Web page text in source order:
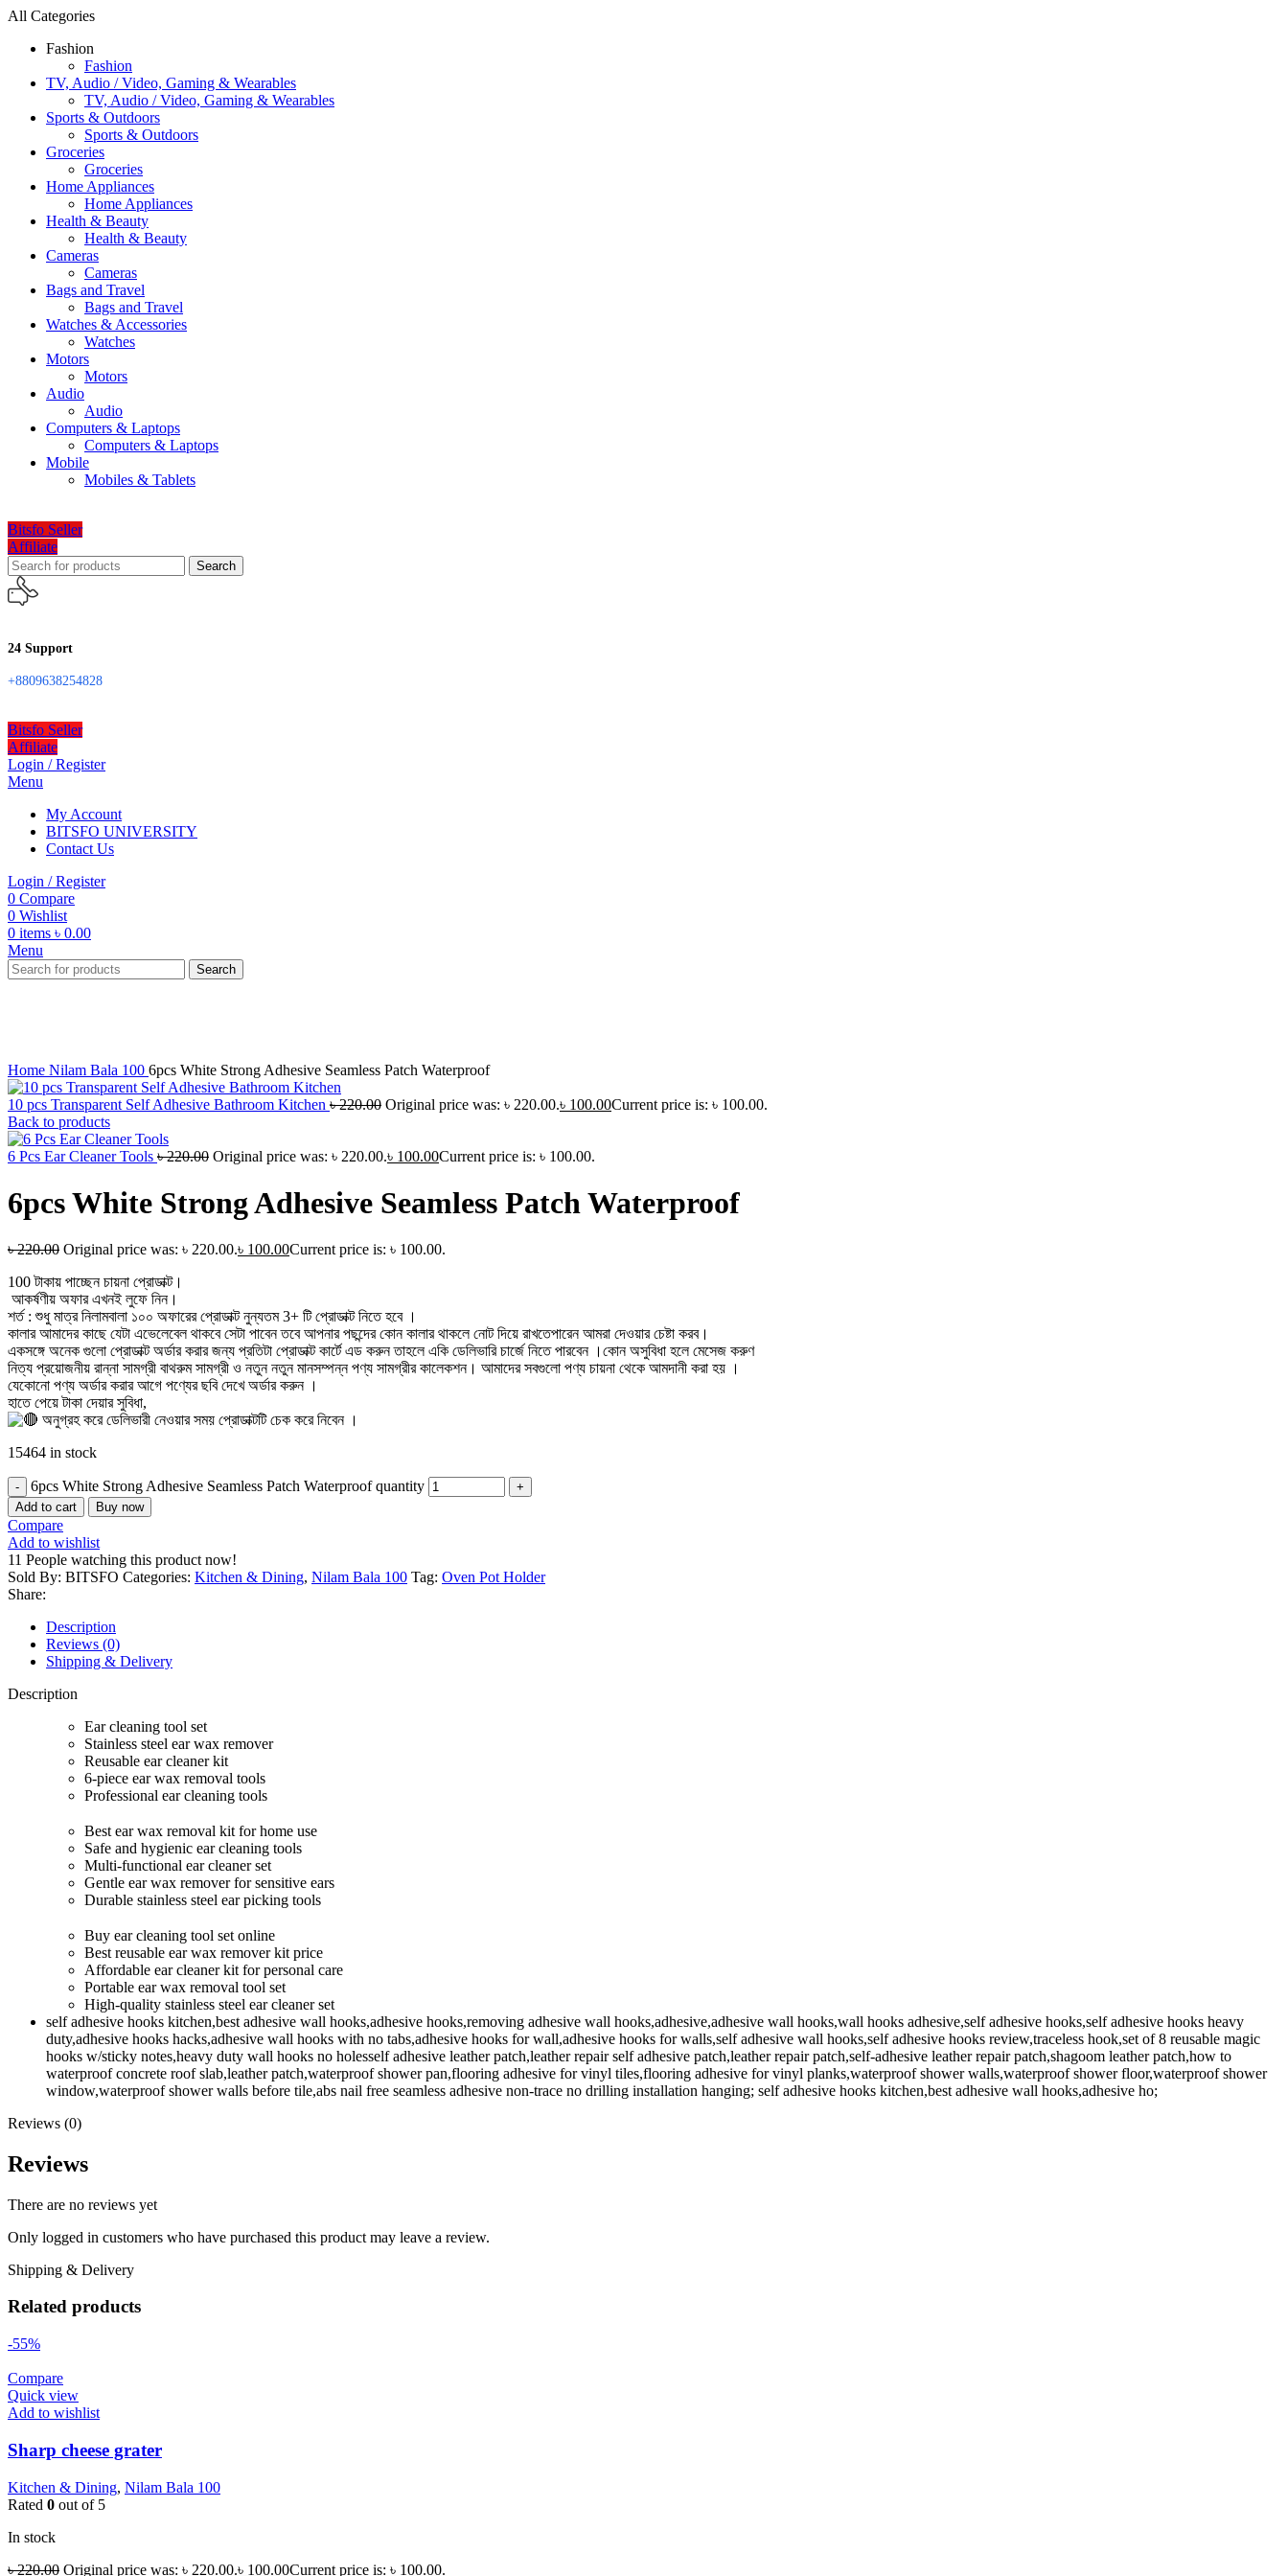
All Categories
Fashion
Fashion
TV, Audio / Video, Gaming & Wearables
TV, Audio / Video, Gaming & Wearables
Sports & Outdoors
Sports & Outdoors
Groceries
Groceries
Home Appliances
Home Appliances
Health & Beauty
Health & Beauty
Cameras
Cameras
Bags and Travel
Bags and Travel
Watches & Accessories
Watches
Motors
Motors
Audio
Audio
Computers & Laptops
Computers & Laptops
Mobile
Mobiles & Tablets
Bitsfo Seller
Affiliate
Search
24 Support
+8809638254828
Bitsfo Seller
Affiliate
Login / Register
Menu
My Account
BITSFO UNIVERSITY
Contact Us
Login / Register
0 Compare
0 Wishlist
0 items ৳ 0.00
Menu
Search
Home Nilam Bala 100 6pcs White Strong Adhesive Seamless Patch Waterproof
10 pcs Transparent Self Adhesive Bathroom Kitchen ৳220.00 Original price was: ৳ 220.00.৳ 100.00Current price is: ৳ 100.00.
Back to products
6 Pcs Ear Cleaner Tools ৳220.00 Original price was: ৳ 220.00.৳ 100.00Current price is: ৳ 100.00.
6pcs White Strong Adhesive Seamless Patch Waterproof
৳220.00 Original price was: ৳ 220.00.৳ 100.00Current price is: ৳ 100.00.
100 টাকায় পাচ্ছেন চায়না প্রোডাক্ট।
আকর্ষণীয় অফার এখনই লুফে নিন।
শর্ত : শুধু মাত্র নিলামবালা ১০০ অফারের প্রোডাক্ট নুন্যতম 3+ টি প্রোডাক্ট নিতে হবে ।
কালার আমাদের কাছে যেটা এভেলেবেল থাকবে সেটা পাবেন তবে আপনার পছন্দের কোন কালার থাকলে নোট দিয়ে রাখতেপারেন আমরা দেওয়ার চেষ্টা করব।
একসঙ্গে অনেক গুলো প্রোডাক্ট অর্ডার করার জন্য প্রতিটা প্রোডাক্ট কার্টে এড করুন তাহলে একি ডেলিভারি চার্জে নিতে পারবেন ।কোন অসুবিধা হলে মেসেজ করুণ
নিত্য প্রয়োজনীয় রান্না সামগ্রী বাথরুম সামগ্রী ও নতুন নতুন মানসম্পন্ন পণ্য সামগ্রীর কালেকশন। আমাদের সবগুলো পণ্য চায়না থেকে আমদানী করা হয় ।
যেকোনো পণ্য অর্ডার করার আগে পণ্যের ছবি দেখে অর্ডার করুন ।
হাতে পেয়ে টাকা দেয়ার সুবিধা,
অনুগ্রহ করে ডেলিভারী নেওয়ার সময় প্রোডাক্টটি চেক করে নিবেন ।
15464 in stock
6pcs White Strong Adhesive Seamless Patch Waterproof quantity
Add to cart Buy now
Compare
Add to wishlist
11 People watching this product now!
Sold By: BITSFO Categories: Kitchen & Dining, Nilam Bala 100 Tag: Oven Pot Holder
Share:
Description
Reviews (0)
Shipping & Delivery
Description
Ear cleaning tool set
Stainless steel ear wax remover
Reusable ear cleaner kit
6-piece ear wax removal tools
Professional ear cleaning tools
Best ear wax removal kit for home use
Safe and hygienic ear cleaning tools
Multi-functional ear cleaner set
Gentle ear wax remover for sensitive ears
Durable stainless steel ear picking tools
Buy ear cleaning tool set online
Best reusable ear wax remover kit price
Affordable ear cleaner kit for personal care
Portable ear wax removal tool set
High-quality stainless steel ear cleaner set
self adhesive hooks kitchen,best adhesive wall hooks,adhesive hooks,removing adhesive wall hooks,adhesive,adhesive wall hooks,wall hooks adhesive,self adhesive hooks,self adhesive hooks heavy
duty,adhesive hooks hacks,adhesive wall hooks with no tabs,adhesive hooks for wall,adhesive hooks for walls,self adhesive wall hooks,self adhesive hooks review,traceless hook,set of 8 reusable magic
hooks w/sticky notes,heavy duty wall hooks no holesself adhesive leather patch,leather repair self adhesive patch,leather repair patch,self-adhesive leather repair patch,shagoom leather patch,how to
waterproof concrete roof slab,leather patch,waterproof shower pan,flooring adhesive for vinyl tiles,flooring adhesive for vinyl planks,waterproof shower walls,waterproof shower floor,waterproof shower
window,waterproof shower walls before tile,abs nail free seamless adhesive non-trace no drilling installation hanging; self adhesive hooks kitchen,best adhesive wall hooks,adhesive ho;
Reviews (0)
Reviews
There are no reviews yet
Only logged in customers who have purchased this product may leave a review.
Shipping & Delivery
Related products
-55%
Compare
Quick view
Add to wishlist
Sharp cheese grater
Kitchen & Dining, Nilam Bala 100
Rated 0 out of 5
In stock
৳220.00 Original price was: ৳ 220.00.৳ 100.00Current price is: ৳ 100.00.